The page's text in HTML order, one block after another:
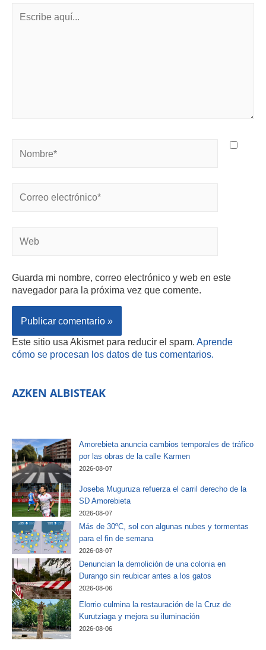
Guarda mi nombre, correo electrónico y web en este
navegador para la próxima vez que comente.
Este sitio usa Akismet para reducir el spam. Aprende
cómo se procesan los datos de tus comentarios.
AZKEN ALBISTEAK
Amorebieta anuncia cambios temporales de tráfico
por las obras de la calle Karmen
2026-08-07
Joseba Muguruza refuerza el carril derecho de la
SD Amorebieta
2026-08-07
Más de 30ºC, sol con algunas nubes y tormentas
para el fin de semana
2026-08-07
Denuncian la demolición de una colonia en
Durango sin reubicar antes a los gatos
2026-08-06
Elorrio culmina la restauración de la Cruz de
Kurutziaga y mejora su iluminación
2026-08-06